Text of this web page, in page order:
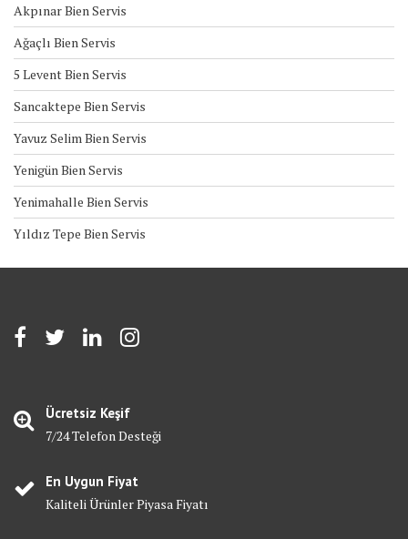
Akpınar Bien Servis
Ağaçlı Bien Servis
5 Levent Bien Servis
Sancaktepe Bien Servis
Yavuz Selim Bien Servis
Yenigün Bien Servis
Yenimahalle Bien Servis
Yıldız Tepe Bien Servis
Ücretsiz Keşif
7/24 Telefon Desteği
En Uygun Fiyat
Kaliteli Ürünler Piyasa Fiyatı